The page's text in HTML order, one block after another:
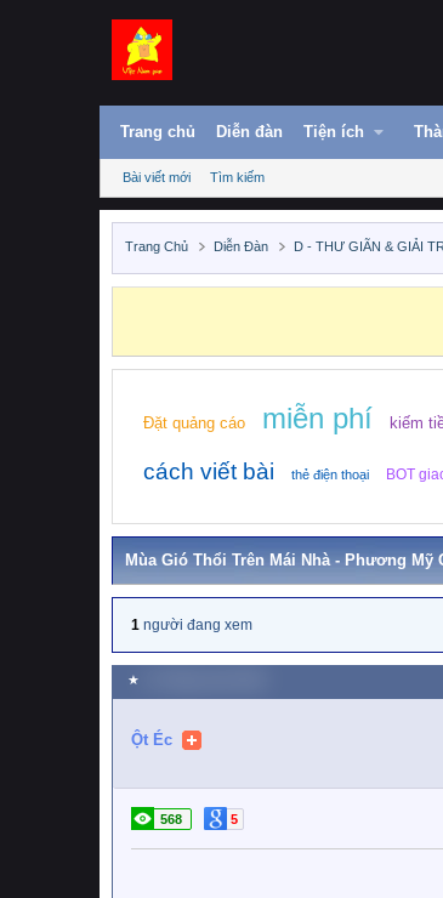
Trang chủ Diễn đàn Tiện ích
Bài viết mới Tìm kiếm
Trang Chủ Diễn Đàn D - THƯ GIÃN & GIẢI
Đặt quảng cáo miễn phí kiếm
cách viết bài thẻ điện thoại BOT
Mùa Gió Thổi Trên Mái Nhà - Phương Mỹ
1 người đang xem
★
Ột Éc
568 5